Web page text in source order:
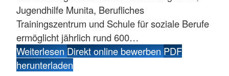
Jugendhilfe Munita, Berufliches
Trainingszentrum und Schule für soziale Berufe
ermöglicht jährlich rund 600…
WeiterlesenDirekt online bewerbenPDF
herunterladen